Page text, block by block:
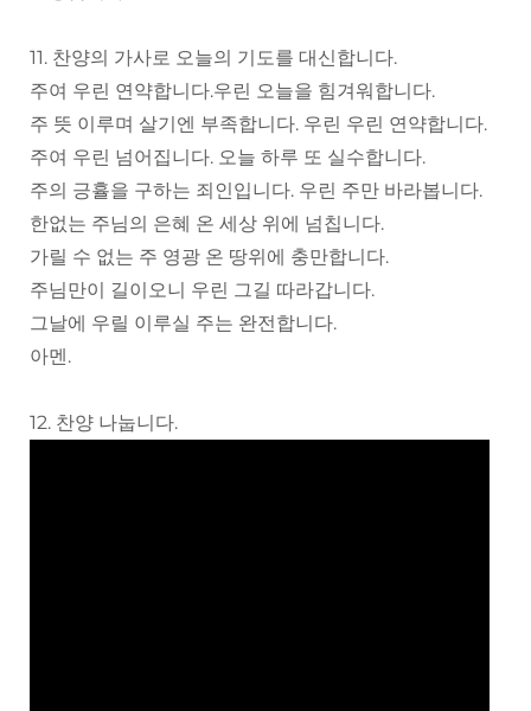
11. 찬양의 가사로 오늘의 기도를 대신합니다.
주여 우린 연약합니다.우린 오늘을 힘겨워합니다.
주 뜻 이루며 살기엔 부족합니다. 우린 우린 연약합니다.
주여 우린 넘어집니다. 오늘 하루 또 실수합니다.
주의 긍휼을 구하는 죄인입니다. 우린 주만 바라봅니다.
한없는 주님의 은혜 온 세상 위에 넘칩니다.
가릴 수 없는 주 영광 온 땅위에 충만합니다.
주님만이 길이오니 우린 그길 따라갑니다.
그날에 우릴 이루실 주는 완전합니다.
아멘.
12. 찬양 나눕니다.